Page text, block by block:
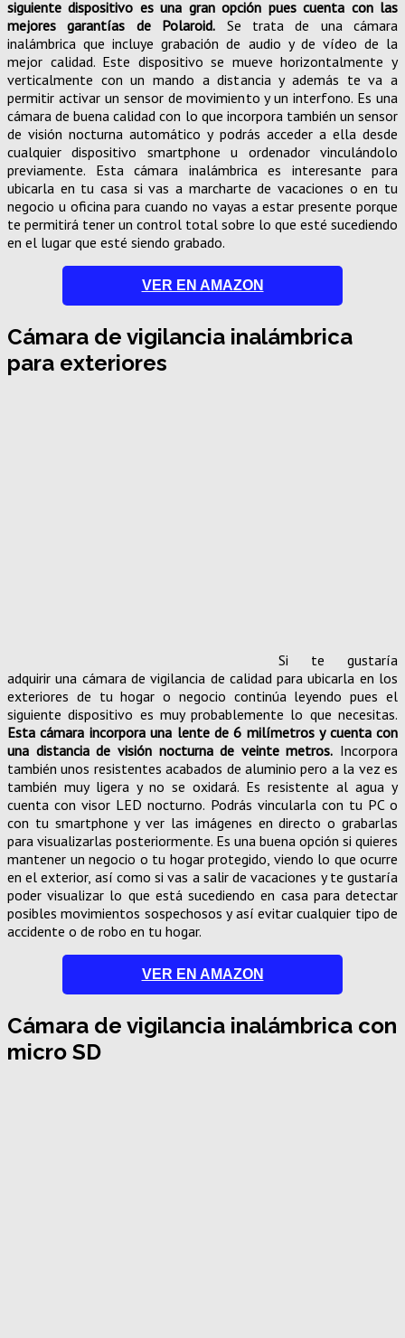
siguiente dispositivo es una gran opción pues cuenta con las
mejores garantías de Polaroid. Se trata de una cámara
inalámbrica que incluye grabación de audio y de vídeo de la
mejor calidad. Este dispositivo se mueve horizontalmente y
verticalmente con un mando a distancia y además te va a
permitir activar un sensor de movimiento y un interfono. Es una
cámara de buena calidad con lo que incorpora también un sensor
de visión nocturna automático y podrás acceder a ella desde
cualquier dispositivo smartphone u ordenador vinculándolo
previamente. Esta cámara inalámbrica es interesante para
ubicarla en tu casa si vas a marcharte de vacaciones o en tu
negocio u oficina para cuando no vayas a estar presente porque
te permitirá tener un control total sobre lo que esté sucediendo
en el lugar que esté siendo grabado.
VER EN AMAZON
Cámara de vigilancia inalámbrica
para exteriores
Si te gustaría
adquirir una cámara de vigilancia de calidad para ubicarla en los
exteriores de tu hogar o negocio continúa leyendo pues el
siguiente dispositivo es muy probablemente lo que necesitas.
Esta cámara incorpora una lente de 6 milímetros y cuenta con
una distancia de visión nocturna de veinte metros. Incorpora
también unos resistentes acabados de aluminio pero a la vez es
también muy ligera y no se oxidará. Es resistente al agua y
cuenta con visor LED nocturno. Podrás vincularla con tu PC o
con tu smartphone y ver las imágenes en directo o grabarlas
para visualizarlas posteriormente. Es una buena opción si quieres
mantener un negocio o tu hogar protegido, viendo lo que ocurre
en el exterior, así como si vas a salir de vacaciones y te gustaría
poder visualizar lo que está sucediendo en casa para detectar
posibles movimientos sospechosos y así evitar cualquier tipo de
accidente o de robo en tu hogar.
VER EN AMAZON
Cámara de vigilancia inalámbrica con
micro SD